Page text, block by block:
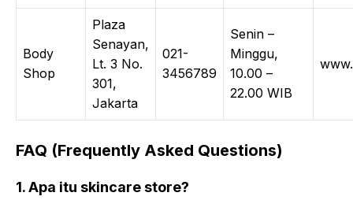
Body
Shop
Plaza
Senayan,
Lt. 3 No.
301,
Jakarta
021-
3456789
Senin –
Minggu,
10.00 –
22.00 WIB
FAQ (Frequently Asked Questions)
1. Apa itu skincare store?